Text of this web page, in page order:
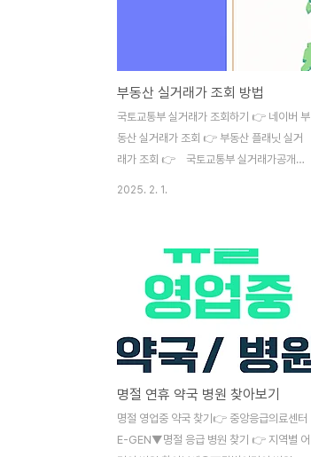
부동산 실거래가 조회 방법
국토교통부 실거래가 조회하기 👉 네이버 부
동산 실거래가 조회 👉 부동산 플래닛 실거
래가 조회 👉 국토교통부 실거래가공개시
투자 전략 실거래가는 단순한 가격 정보가 아
니라, 부동산 시장 흐름을 파악하는 중요한
지표예요.그렇다면, 실거래가 데이터를 어떻
가격 비교같은 아파트 단지라도 층수, 방향,
거래 시점에 따라 가격 차이가 클 수 있어요.
예를 들어, 같은 평형의 아파트라도 고층이
저층보다 가격이 높고, 남향이 더 선호되는
경우가 많아요.실거래가를 비교하면 합리적
2025. 2. 1.
명절 연휴 약국 병원 찾아보기
명절 영업중 약국 찾기👉 중앙응급의료센터
E-GEN▼명절 응급 병원 찾기 👉 지역별 어